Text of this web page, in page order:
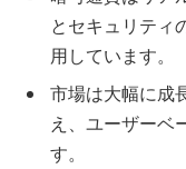
とセキュリティ
用しています。
市場は大幅に成
え、ユーザーベ
す。